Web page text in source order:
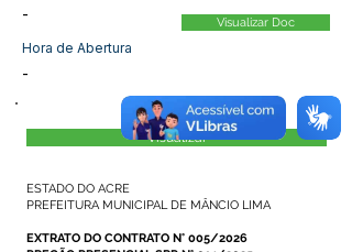
-
Hora de Abertura
-
Visualizar Doc
Visualizar
ESTADO DO ACRE
PREFEITURA MUNICIPAL DE MÂNCIO LIMA
EXTRATO DO CONTRATO N° 005/2026